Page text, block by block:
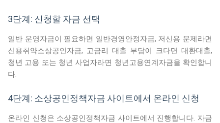
3단계: 신청할 자금 선택
일반 운영자금이 필요하면 일반경영안정자금, 저신용 문제라면
신용취약소상공인자금, 고금리 대출 부담이 크다면 대환대출,
청년 고용 또는 청년 사업자라면 청년고용연계자금을 확인합니
다.
4단계: 소상공인정책자금 사이트에서 온라인 신청
온라인 신청은 소상공인정책자금 사이트에서 진행합니다. 자금